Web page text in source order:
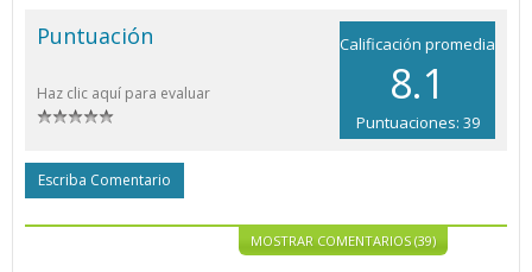
Calificación promedia
8.1
Puntuaciones: 39
Puntuación
Haz clic aquí para evaluar
Escriba Comentario
MOSTRAR COMENTARIOS (39)